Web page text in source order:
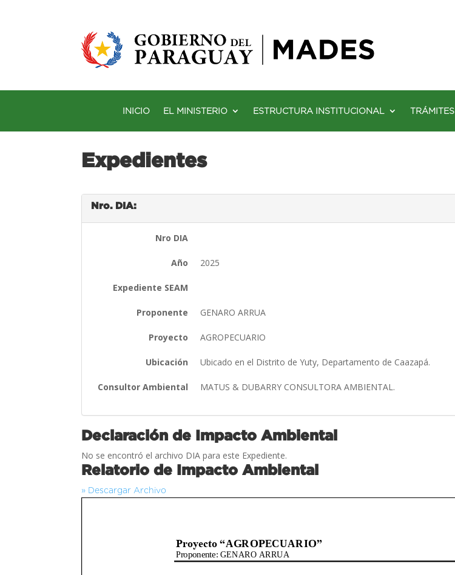
INICIO EL MINISTERIO ESTRUCTURA INSTITUCIONAL TRÁMITES
Expedientes
Nro. DIA:
Nro DIA
Año 2025
Expediente SEAM
Proponente GENARO ARRUA
Proyecto AGROPECUARIO
Ubicación Ubicado en el Distrito de Yuty, Departamento de Caazapá.
Consultor Ambiental MATUS & DUBARRY CONSULTORA AMBIENTAL.
Declaración de Impacto Ambiental
No se encontró el archivo DIA para este Expediente.
Relatorio de Impacto Ambiental
» Descargar Archivo